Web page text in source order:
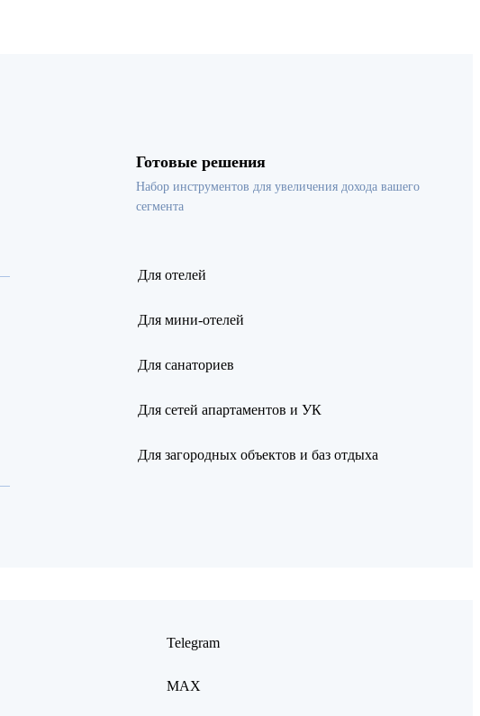
Готовые решения
Набор инструментов для увеличения дохода вашего
сегмента
Для отелей
Для мини-отелей
Для санаториев
Для сетей апартаментов и УК
Для загородных объектов и баз отдыха
Telegram
MAX